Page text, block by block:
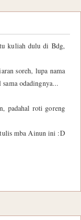
kuliah dulu di Bdg,
soreh, lupa nama
odadingnya...
padahal roti goreng
tulis mba Ainun ini :D